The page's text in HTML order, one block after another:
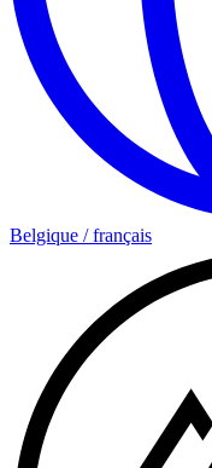
Belgique /français